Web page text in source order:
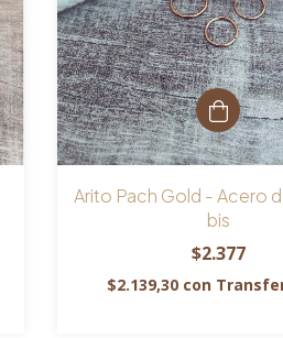
Arito Pach Gold - Acero
bis
$2.377
$2.139,30 con